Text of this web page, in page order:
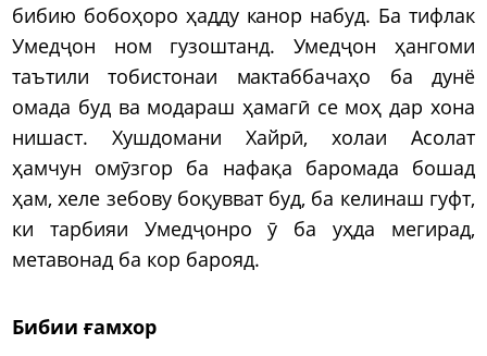
бибию бобоҳоро ҳадду канор набуд. Ба тифлак
Умедҷон ном гузоштанд. Умедҷон ҳангоми
таътили тобистонаи мактаббачаҳо ба дунё
омада буд ва модараш ҳамагӣ се моҳ дар хона
нишаст. Хушдомани Хайрӣ, холаи Асолат
ҳамчун омӯзгор ба нафақа баромада бошад
ҳам, хеле зебову боқувват буд, ба келинаш гуфт,
ки тарбияи Умедҷонро ӯ ба уҳда мегирад,
метавонад ба кор барояд.
Бибии ғамхор